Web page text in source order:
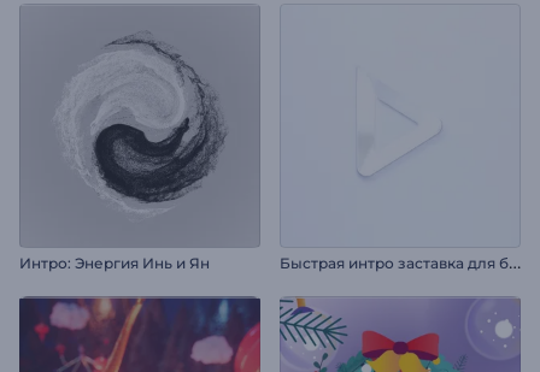
Интро: Энергия Инь и Ян Б
ыстрая интро заставка для бизнеса